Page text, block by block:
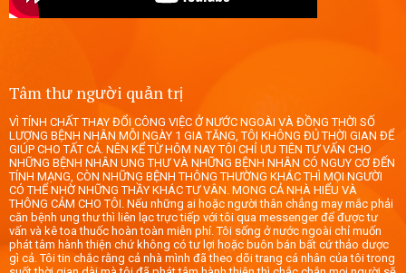
Tâm thư người quản trị
VÌ TÍNH CHẤT THAY ĐỔI CÔNG VIỆC Ở NƯỚC NGOÀI VÀ ĐỒNG THỜI SỐ
LƯỢNG BỆNH NHÂN MỖI NGÀY 1 GIA TĂNG, TÔI KHÔNG ĐỦ THỜI GIAN ĐỂ
GIÚP CHO TẤT CẢ. NÊN KỂ TỪ HÔM NAY TÔI CHỈ ƯU TIÊN TƯ VẤN CHO
NHỮNG BỆNH NHÂN UNG THƯ VÀ NHỮNG BỆNH NHÂN CÓ NGUY CƠ ĐẾN
TÍNH MẠNG, CÒN NHỮNG BỆNH THÔNG THƯỜNG KHÁC THÌ MỌI NGƯỜI
CÓ THỂ NHỜ NHỮNG THẦY KHÁC TƯ VÂN. MONG CẢ NHÀ HIỂU VÀ
THÔNG CẢM CHO TÔI. Nếu những ai hoặc người thân chẳng may mắc phải
căn bệnh ung thư thì liên lạc trực tiếp với tôi qua messenger để được tư
vấn và kê toa thuốc hoàn toàn miễn phí. Tôi sống ở nước ngoài chỉ muốn
phát tâm hành thiện chứ không có tư lợi hoặc buôn bán bất cứ thảo dược
gì cả. Tôi tin chắc rằng cả nhà mình đã theo dõi trang cá nhân của tôi trong